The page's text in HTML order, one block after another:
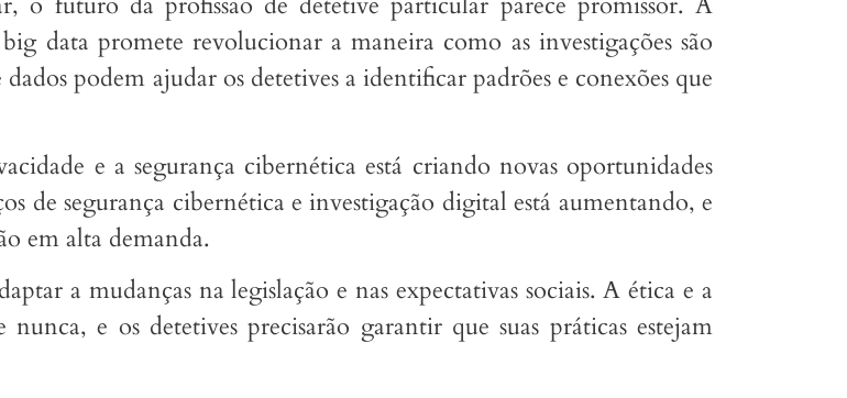
data promete revolucionar a maneira como as investigações são
podem ajudar os detetives a identificar padrões e conexões que
e a segurança cibernética está criando novas oportunidades
de segurança cibernética e investigação digital está aumentando, e
em alta demanda.
a mudanças na legislação e nas expectativas sociais. A ética e a
e os detetives precisarão garantir que suas práticas estejam